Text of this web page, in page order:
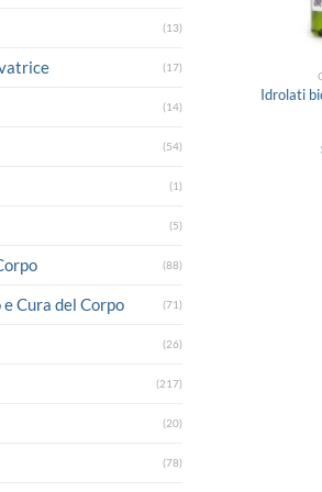
(13)
(17)
(14)
(54)
(1)
(5)
(88)
Cura del Corpo (71)
(26)
(217)
(20)
(78)
Idrolati